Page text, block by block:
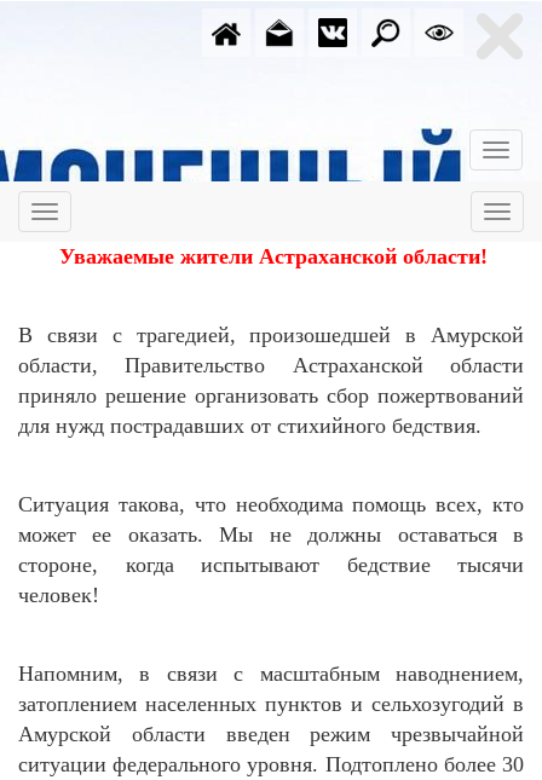
Уважаемые жители Астраханской области!
В связи с трагедией, произошедшей в Амурской
области, Правительство Астраханской области
приняло решение организовать сбор пожертвований
для нужд пострадавших от стихийного бедствия.
Ситуация такова, что необходима помощь всех, кто
может ее оказать. Мы не должны оставаться в
стороне, когда испытывают бедствие тысячи
человек!
Напомним, в связи с масштабным наводнением,
затоплением населенных пунктов и сельхозугодий в
Амурской области введен режим чрезвычайной
ситуации федерального уровня. Подтоплено более 30